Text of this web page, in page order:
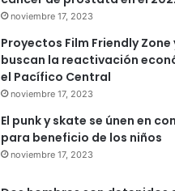
noviembre 17, 2023
Proyectos Film Friendly Zone
buscan la reactivación
el Pacífico Central
noviembre 17, 2023
El punk y skate se únen en
para beneficio de los niños
noviembre 17, 2023